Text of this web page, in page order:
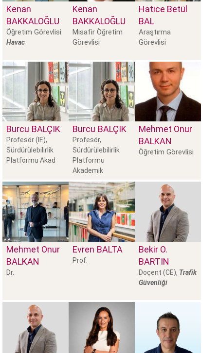
Kenan
BAKKALOĞLU
Öğretim Görevlisi
Havac
Kenan
BAKKALOĞLU
Misafir Öğretim
Görevlisi
Hatice Betül
BAL
Araştırma
Görevlisi
Burcu BALÇIK
Profesör (IE),
Sürdürülebilirlik
Platformu Akad
Burcu BALÇIK
Profesör,
Sürdürülebilirlik
Platformu
Akademik
Mehmet Onur
BALKAN
Öğretim Görevlisi
Mehmet Onur
BALKAN
Dr.
Evren BALTA
Prof.
Bekir O.
BARTIN
Doçent (CE), Trafik
Güvenliği